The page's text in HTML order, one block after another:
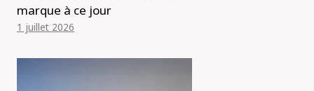
marque à ce jour
1 juillet 2026